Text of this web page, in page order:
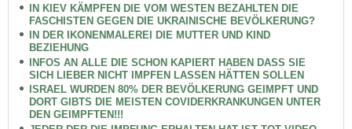
IN KIEV KÄMPFEN DIE VOM WESTEN BEZAHLTEN DIE
FASCHISTEN GEGEN DIE UKRAINISCHE BEVÖLKERUNG?
IN DER IKONENMALEREI DIE MUTTER UND KIND
BEZIEHUNG
INFOS AN ALLE DIE SCHON KAPIERT HABEN DASS SIE
SICH LIEBER NICHT IMPFEN LASSEN HÄTTEN SOLLEN
ISRAEL WURDEN 80% DER BEVÖLKERUNG GEIMPFT UND
DORT GIBTS DIE MEISTEN COVIDERKRANKUNGEN UNTER
DEN GEIMPFTEN!!!